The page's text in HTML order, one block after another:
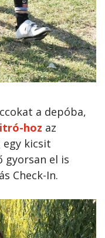
a depóba,
hoz az
egy kicsit
gyorsan el is
Check-In.